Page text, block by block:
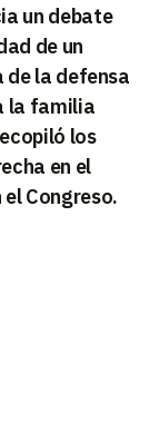
un debate
de un
la defensa
la familia
los
en el
Congreso.